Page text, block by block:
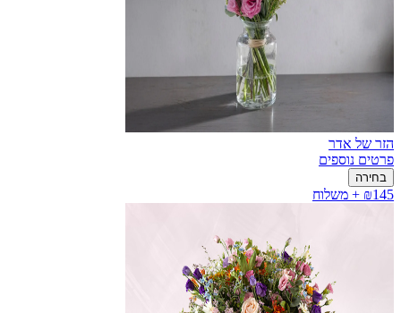
הזר של אדר
פרטים נוספים
בחירה
₪145 + משלוח